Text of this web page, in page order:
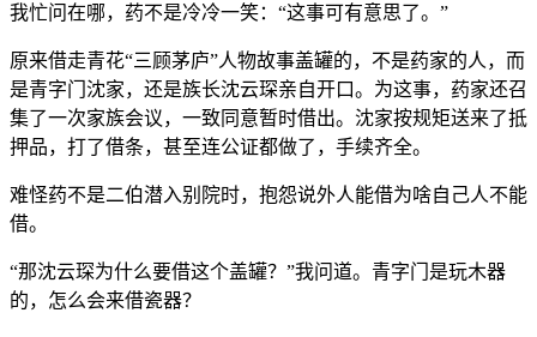
我忙问在哪，药不是冷冷一笑：“这事可有意思了。”
原来借走青花“三顾茅庐”人物故事盖罐的，不是药家的人，而
是青字门沈家，还是族长沈云琛亲自开口。为这事，药家还召
集了一次家族会议，一致同意暂时借出。沈家按规矩送来了抵
押品，打了借条，甚至连公证都做了，手续齐全。
难怪药不是二伯潜入别院时，抱怨说外人能借为啥自己人不能
借。
“那沈云琛为什么要借这个盖罐？”我问道。青字门是玩木器
的，怎么会来借瓷器？